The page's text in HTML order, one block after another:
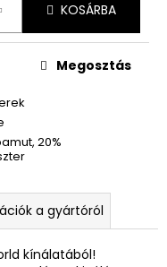
KOSÁRBA
20%
Megosztás
a gyártóról
kínálatából!